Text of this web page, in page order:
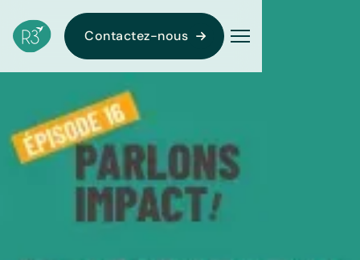
Contactez-nous